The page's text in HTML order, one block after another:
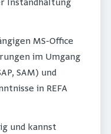
Instandhaltung
MS-Office
im Umgang
SAM) und
in REFA
und kannst